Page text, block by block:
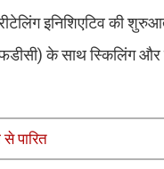
इनिशिएटिव की
के साथ स्किलिंग
पारित